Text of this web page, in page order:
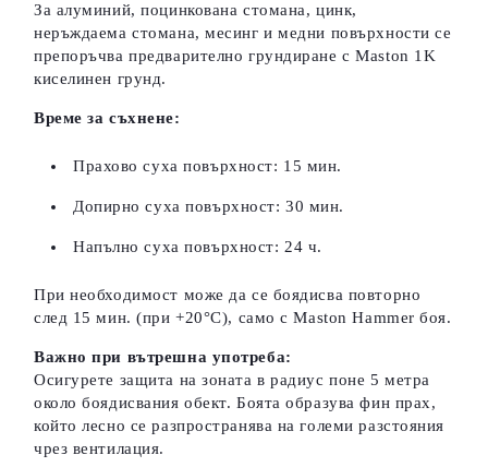
За алуминий, поцинкована стомана, цинк,
неръждаема стомана, месинг и медни повърхности се
препоръчва предварително грундиране с Maston 1K
киселинен грунд.
Време за съхнене:
Прахово суха повърхност: 15 мин.
Допирно суха повърхност: 30 мин.
Напълно суха повърхност: 24 ч.
При необходимост може да се боядисва повторно
след 15 мин. (при +20°C), само с Maston Hammer боя.
Важно при вътрешна употреба:
Осигурете защита на зоната в радиус поне 5 метра
около боядисвания обект. Боята образува фин прах,
който лесно се разпространява на големи разстояния
чрез вентилация.